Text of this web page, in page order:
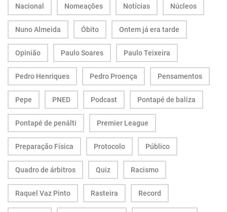
Nacional Nomeações Notícias Núcleos
Nuno Almeida Óbito Ontem já era tarde
Opinião Paulo Soares Paulo Teixeira
Pedro Henriques Pedro Proença Pensamentos
Pepe PNED Podcast Pontapé de baliza
Pontapé de penálti Premier League
Preparação Física Protocolo Público
Quadro de árbitros Quiz Racismo
Raquel Vaz Pinto Rasteira Record